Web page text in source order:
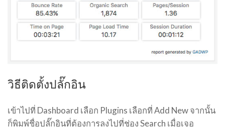
วิธีติดตั้งปลั๊กอิน
เข้าไปที่ Dashboard เลือก Plugins เลือกที่ Add New จากนั้น
ก็พิมพ์ชื่อปลั๊กอินที่ต้องการลงไปที่ช่อง Search เมื่อเจอ